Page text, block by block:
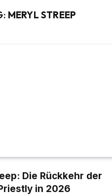
MERYL STREEP
Die Rückkehr der
in 2026